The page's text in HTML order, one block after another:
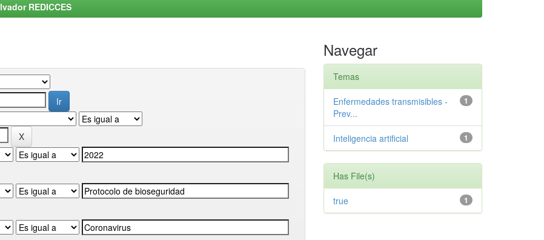
REDICCES
Navegar
Temas
1
Enfermedades transmisibles -
Prev...
1
Inteligencia artificial
Has File(s)
1
true